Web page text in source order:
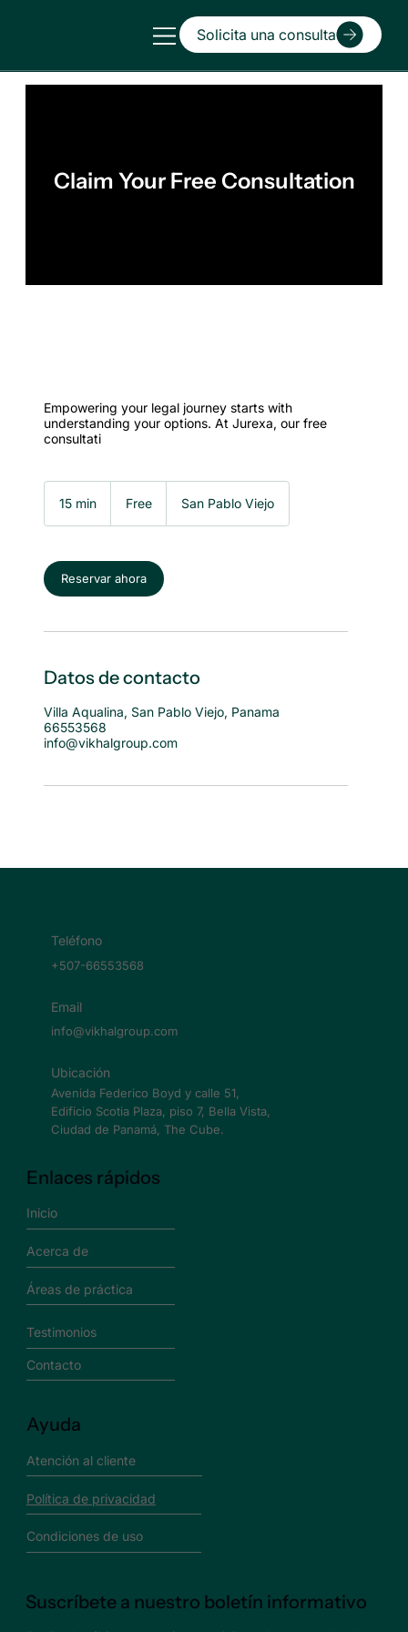
Solicita una consulta
Claim Your Free Consultation
Empowering your legal journey starts with
understanding your options. At Jurexa, our free
consultati
15 min
i
n
Free San Pablo Viejo
Reservar ahora
Datos de contacto
Villa Aqualina, San Pablo Viejo, Panama
66553568
info@vikhalgroup.com
Enlaces rápidos
Inicio
Acerca de
Áreas de práctica
Testimonios
Contacto
Teléfono
+507-66553568
Email
info@vikhalgroup.com
Ubicación
Avenida Federico Boyd y calle 51,
Edificio Scotia Plaza, piso 7, Bella Vista,
Ciudad de Panamá, The Cube.
Ayuda
Atención al cliente
Política de privacidad
Condiciones de uso
Suscríbete a nuestro boletín informativo